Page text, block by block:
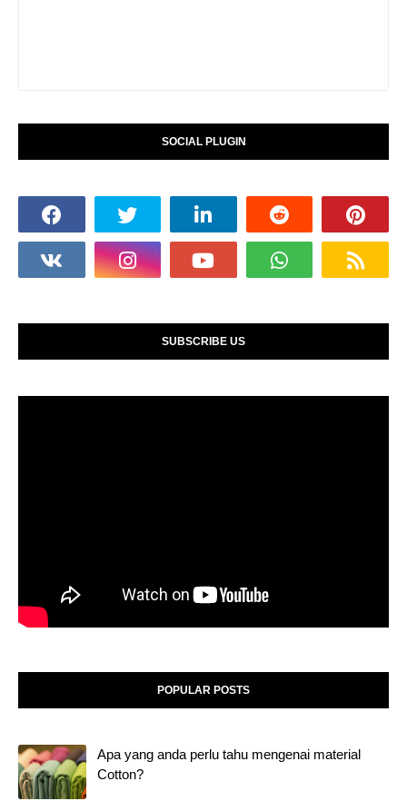
SOCIAL PLUGIN
SUBSCRIBE US
POPULAR POSTS
Apa yang anda perlu tahu mengenai material
Cotton?